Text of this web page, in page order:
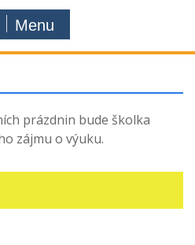
Menu
prázdnin bude školka
zájmu o výuku.